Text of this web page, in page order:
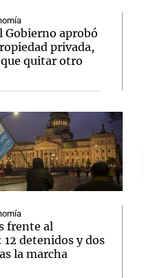
Gobierno aprobó
privada,
quitar otro
frente al
12 detenidos y dos
la marcha
Notas